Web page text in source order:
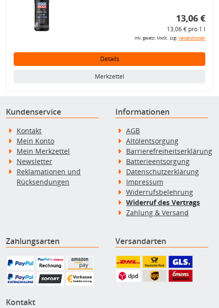
13,06 €
13,06 € pro 1 l
inkl. gesetzl. MwSt., zzgl.Versandkosten
Details
Merkzettel
Kundenservice
Kontakt
Mein Konto
Mein Merkzettel
Newsletter
Reklamationen und
Rücksendungen
Informationen
AGB
Altölentsorgung
Barrierefreiheitserklärung
Batterieentsorgung
Datenschutzerklärung
Impressum
Widerrufsbelehrung
Widerruf des Vertrags
Zahlung & Versand
Zahlungsarten Versandarten
Kontakt